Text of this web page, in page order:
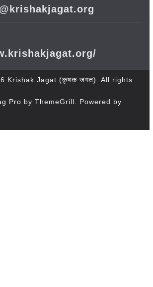
Krishak Jagat (कृषक जगत). All rights
Pro by ThemeGrill. Powered by